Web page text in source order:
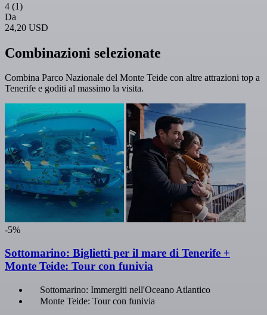
4 (1)
Da
24,20 USD
Combinazioni selezionate
Combina Parco Nazionale del Monte Teide con altre attrazioni top a
Tenerife e goditi al massimo la visita.
-5%
Sottomarino: Biglietti per il mare di Tenerife +
Monte Teide: Tour con funivia
Sottomarino: Immergiti nell'Oceano Atlantico
Monte Teide: Tour con funivia